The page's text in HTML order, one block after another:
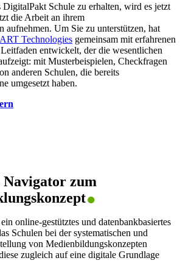
Schule zu erhalten, wird es jetzt
die Arbeit an ihrem
aufnehmen. Um Sie zu unterstützen, hat
Technologies gemeinsam mit erfahrenen
entwickelt, der die wesentlichen
mit Musterbeispielen, Checkfragen
anderen Schulen, die bereits
umgesetzt haben.
zum
.
online-gestütztes und datenbankbasiertes
Schulen bei der systematischen und
von Medienbildungskonzepten
zugleich auf eine digitale Grundlage